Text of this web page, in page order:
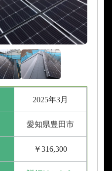
2025年3月
愛知県豊田市
￥316,300